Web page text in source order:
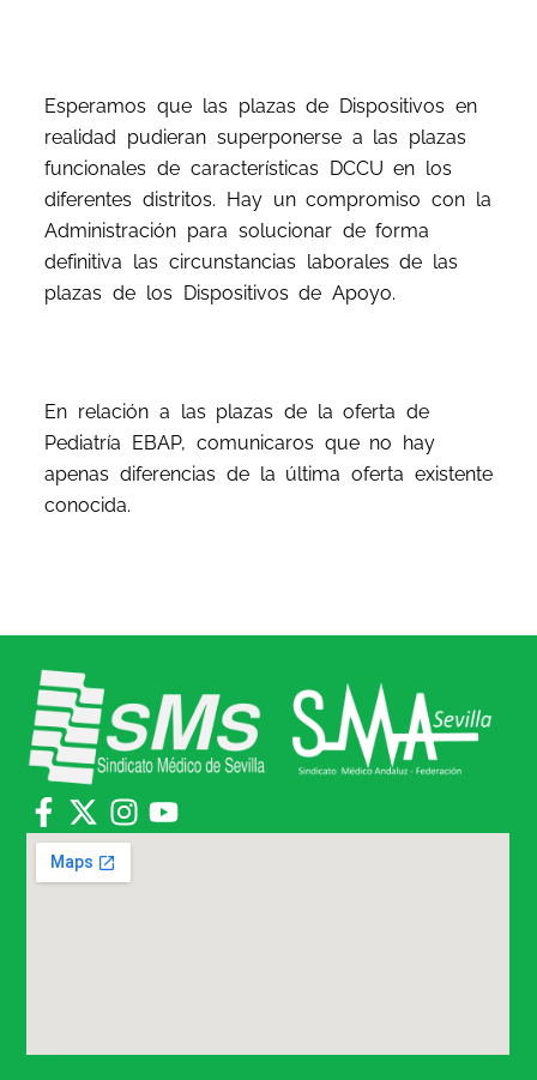
Esperamos que las plazas de Dispositivos en
realidad pudieran superponerse a las plazas
funcionales de características DCCU en los
diferentes distritos. Hay un compromiso con la
Administración para solucionar de forma
definitiva las circunstancias laborales de las
plazas de los Dispositivos de Apoyo.
En relación a las plazas de la oferta de
Pediatría EBAP, comunicaros que no hay
apenas diferencias de la última oferta existente
conocida.